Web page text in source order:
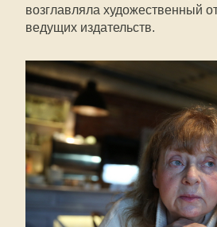
возглавляла художественный
ведущих издательств.